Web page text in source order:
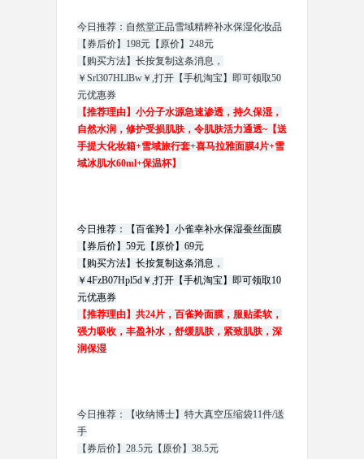
今日推荐：自然堂正品雪域精粹补水保湿化妆品
【券后价】198元【原价】248元
【购买方法】长按复制这条消息，
￥Srl307HLlBw￥,打开【手机淘宝】即可领取50
元优惠券
【推荐理由】小分子水源急速渗透，持久保湿，
自然水润，修护受损肌肤，令肌肤活力通透~【送
手提大化妆箱+雪域旅行套+喜马拉雅面膜4片+雪
域冰肌水60ml+保温杯】
今日推荐：【百雀羚】小雀幸补水保湿蚕丝面膜
【券后价】59元【原价】69元
【购买方法】长按复制这条消息，
￥4FzB07Hpl5d￥,打开【手机淘宝】即可领取10
元优惠券
【推荐理由】共24片，百雀羚面膜，服贴柔软，
强力吸收，丰盈补水，舒缓肌肤，紧致肌肤，深
润保湿
今日推荐：【收纳博士】特大真空压缩袋11件/送
手
【券后价】28.5元【原价】38.5元